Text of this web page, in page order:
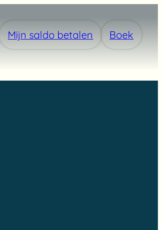
Mijn saldo betalen Boek